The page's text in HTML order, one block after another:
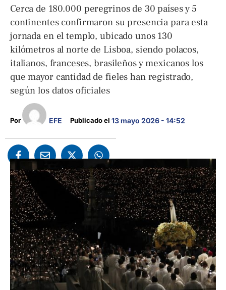
Cerca de 180.000 peregrinos de 30 países y 5
continentes confirmaron su presencia para esta
jornada en el templo, ubicado unos 130
kilómetros al norte de Lisboa, siendo polacos,
italianos, franceses, brasileños y mexicanos los
que mayor cantidad de fieles han registrado,
según los datos oficiales
Por EFE Publicado el 13 mayo 2026 - 14:52